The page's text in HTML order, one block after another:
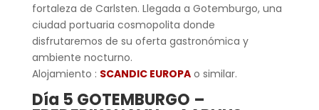
fortaleza de Carlsten. Llegada a Gotemburgo, una
ciudad portuaria cosmopolita donde
disfrutaremos de su oferta gastronómica y
ambiente nocturno.
Alojamiento : SCANDIC EUROPAo similar.
Día 5 GOTEMBURGO –